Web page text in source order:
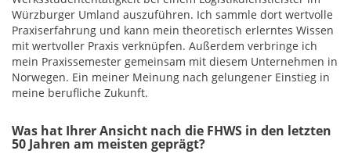
Würzburger Umland auszuführen. Ich sammle dort wertvolle
Praxiserfahrung und kann mein theoretisch erlerntes Wissen
mit wertvoller Praxis verknüpfen. Außerdem verbringe ich
mein Praxissemester gemeinsam mit diesem Unternehmen in
Norwegen. Ein meiner Meinung nach gelungener Einstieg in
meine berufliche Zukunft.
Was hat Ihrer Ansicht nach die FHWS in den letzten
50 Jahren am meisten geprägt?